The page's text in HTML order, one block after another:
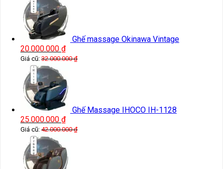
Ghế massage Okinawa Vintage
20.000.000 ₫
Giá cũ: 32.000.000₫
Ghế Massage IHOCO IH-1128
25.000.000 ₫
Giá cũ: 42.000.000₫